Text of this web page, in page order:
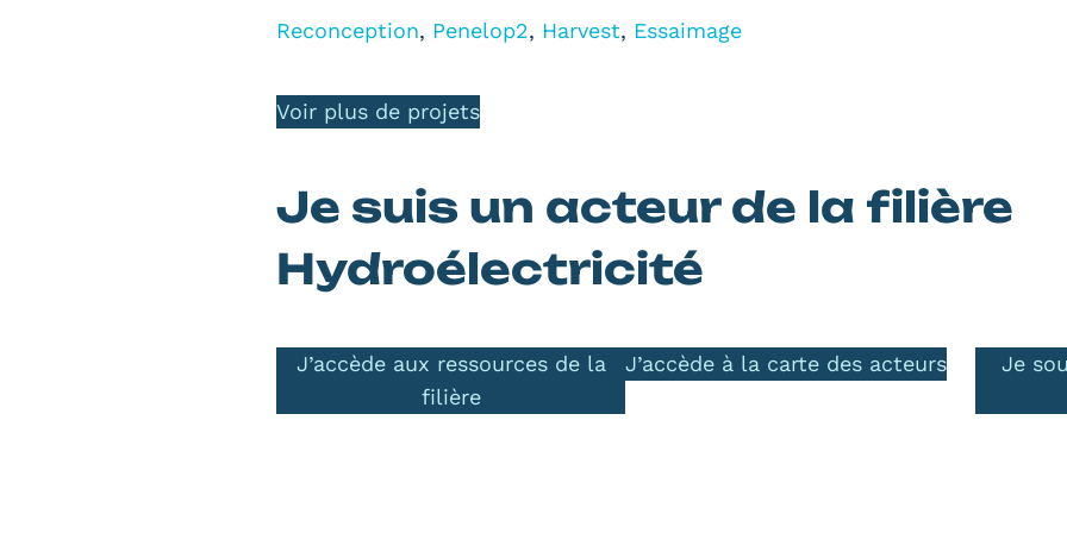
Reconception, Penelop2, Harvest, Essaimage
Voir plus de projets
Je suis un acteur de la filière
Hydroélectricité
J’accède aux ressources de la
filière
J’accède à la carte des acteurs
Je